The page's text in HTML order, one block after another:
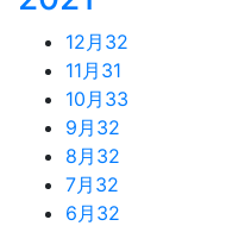
12月 32
11月 31
10月 33
9月 32
8月 32
7月 32
6月 32